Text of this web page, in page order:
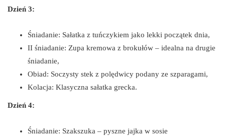
Dzień 3:
Śniadanie: Sałatka z tuńczykiem jako lekki początek dnia,
II śniadanie: Zupa kremowa z brokułów – idealna na drugie
śniadanie,
Obiad: Soczysty stek z polędwicy podany ze szparagami,
Kolacja: Klasyczna sałatka grecka.
Dzień 4:
Śniadanie: Szakszuka – pyszne jajka w sosie